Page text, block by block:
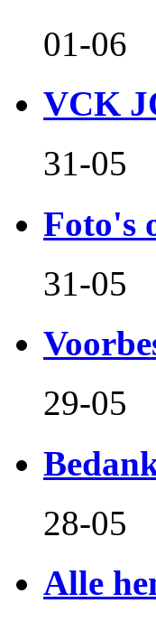
01-06
VCK
31-05
Foto's
31-05
29-05
28-05
Alle